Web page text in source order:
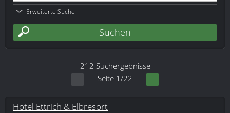
Erweiterte Suche
212 Suchergebnisse
Seite 1/22
Hotel Ettrich & Elbresort